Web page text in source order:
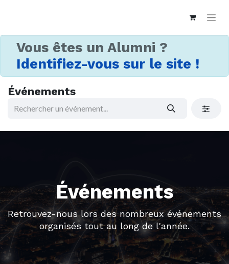
Vous êtes un Alumni ?
Identifiez-vous sur le site !
Événements
Événements
Retrouvez-nous lors des nombreux événements
organisés tout au long de l'année.